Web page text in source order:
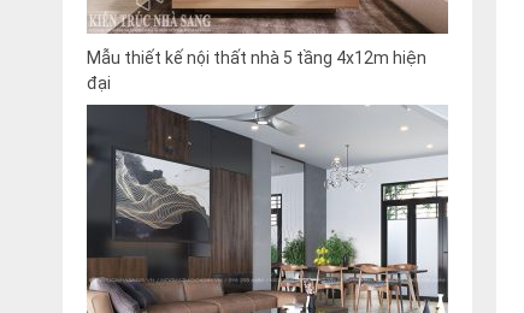
Mẫu thiết kế nội thất nhà 5 tầng 4x12m hiện
đại